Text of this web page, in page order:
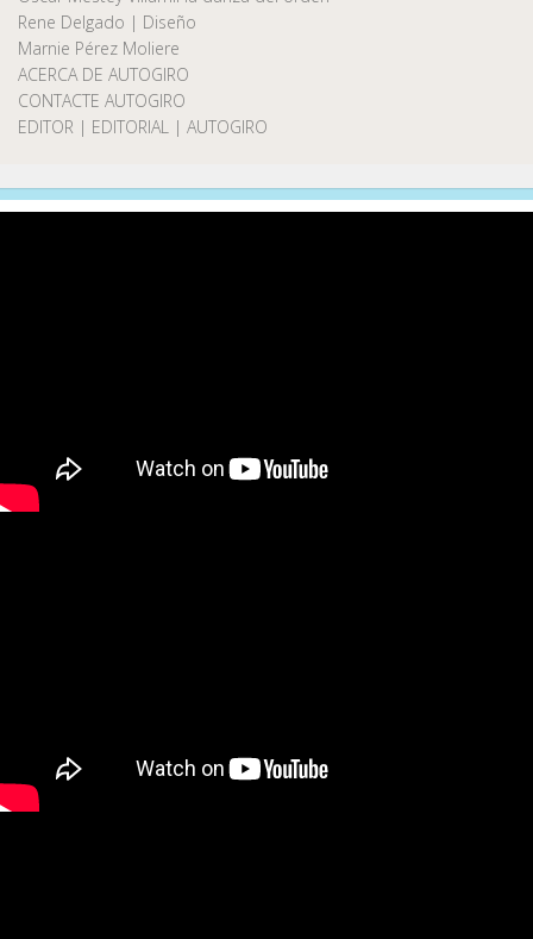
Rene Delgado | Diseño
Marnie Pérez Moliere
ACERCA DE AUTOGIRO
CONTACTE AUTOGIRO
EDITOR | EDITORIAL | AUTOGIRO